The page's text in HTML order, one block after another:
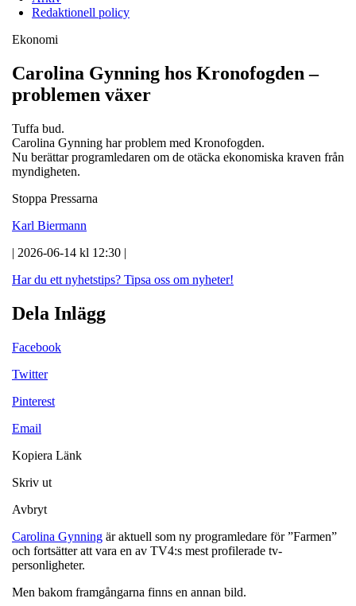
Redaktionell policy
Ekonomi
Carolina Gynning hos Kronofogden –
problemen växer
Tuffa bud.
Carolina Gynning har problem med Kronofogden.
Nu berättar programledaren om de otäcka ekonomiska kraven från
myndigheten.
Stoppa Pressarna
Karl Biermann
| 2026-06-14 kl 12:30 |
Har du ett nyhetstips? Tipsa oss om nyheter!
Dela Inlägg
Facebook
Twitter
Pinterest
Email
Kopiera Länk
Skriv ut
Avbryt
Carolina Gynning är aktuell som ny programledare för ”Farmen”
och fortsätter att vara en av TV4:s mest profilerade tv-
personligheter.
Men bakom framgångarna finns en annan bild.